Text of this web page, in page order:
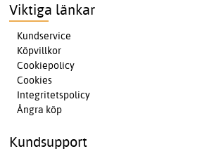
Viktiga länkar
Kundservice
Köpvillkor
Cookiepolicy
Cookies
Integritetspolicy
Ångra köp
Kundsupport